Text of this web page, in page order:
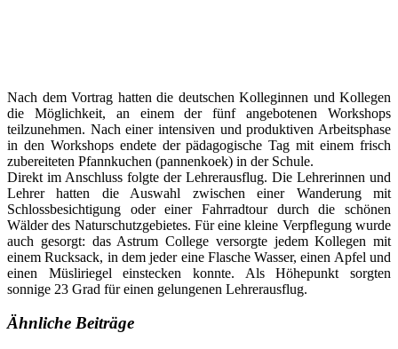
Nach dem Vortrag hatten die deutschen Kolleginnen und Kollegen
die Möglichkeit, an einem der fünf angebotenen Workshops
teilzunehmen. Nach einer intensiven und produktiven Arbeitsphase
in den Workshops endete der pädagogische Tag mit einem frisch
zubereiteten Pfannkuchen (pannenkoek) in der Schule.
Direkt im Anschluss folgte der Lehrerausflug. Die Lehrerinnen und
Lehrer hatten die Auswahl zwischen einer Wanderung mit
Schlossbesichtigung oder einer Fahrradtour durch die schönen
Wälder des Naturschutzgebietes. Für eine kleine Verpflegung wurde
auch gesorgt: das Astrum College versorgte jedem Kollegen mit
einem Rucksack, in dem jeder eine Flasche Wasser, einen Apfel und
einen Müsliriegel einstecken konnte. Als Höhepunkt sorgten
sonnige 23 Grad für einen gelungenen Lehrerausflug.
Ähnliche Beiträge